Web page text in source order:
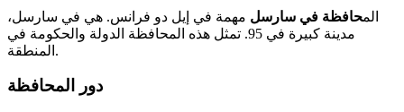
المحافظة في سارسل مهمة في إيل دو فرانس. هي في سارسل،
مدينة كبيرة في 95. تمثل هذه المحافظة الدولة والحكومة في
المنطقة.
دور المحافظة